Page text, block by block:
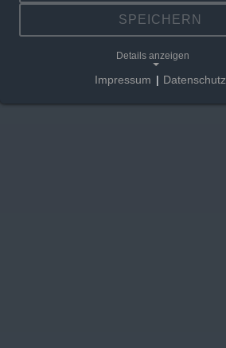
SPEICHERN
Details anzeigen
Impressum | Datenschutz